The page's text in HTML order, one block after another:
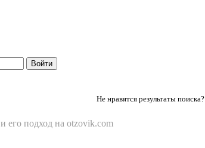
Войти
Не нравятся результаты поиска?
и его подход на otzovik.com